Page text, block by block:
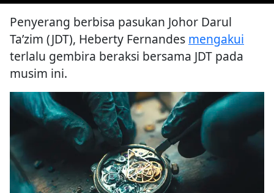
Penyerang berbisa pasukan Johor Darul
Ta’zim (JDT), Heberty Fernandes mengakui
terlalu gembira beraksi bersama JDT pada
musim ini.